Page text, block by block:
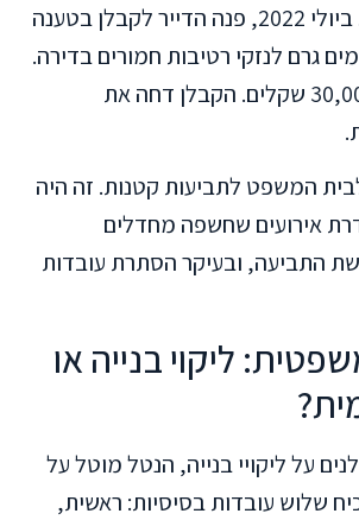
חמש שנים חלפו. ביולי 2022, פנה הדייר לקבלן בטענה
גרם לנזקי רטיבות חמורים בדירה.
הנזק המוערך: 30,000 שקלים. הקבלן דחה את
המשפט לתביעות קטנות. זה היה
אירועים שחשפה מחדלים
התביעה, ובעיקר הסתרת עובדות
ליקוי בנייה או
על ליקויי בנייה, הנטל מוטל על
שלוש עובדות בסיסיות: ראשית,